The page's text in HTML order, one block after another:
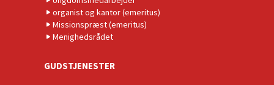
organist og kantor (emeritus)
Missionspræst (emeritus)
Menighedsrådet
GUDSTJENESTER